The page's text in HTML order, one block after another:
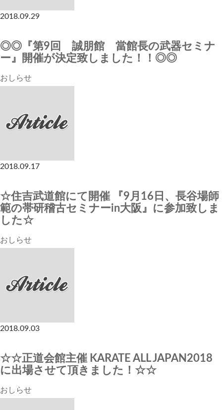
2018.09.29
◎◎『第9回 誠朋館 當館長の武器セミナ
ー』開催が決定致しました！！◎◎
おしらせ
2018.09.17
☆住吉武道館にて開催 『9月16日、長谷場師
範の帯研稽古セミナーin大阪』に参加致しま
した☆
おしらせ
2018.09.03
☆☆正道会館主催 KARATE ALL JAPAN2018
に出場させて頂きました！☆☆
おしらせ